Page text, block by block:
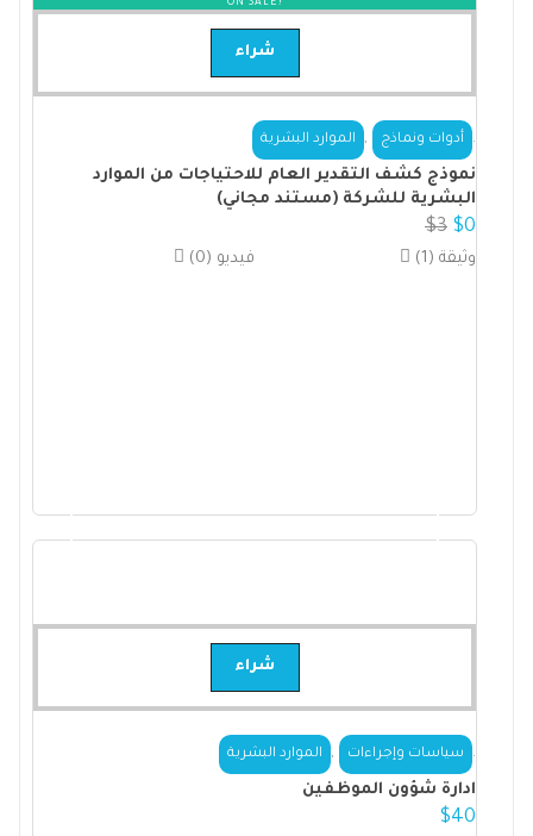
ON SALE!
شراء
الموارد البشرية أدوات ونماذج
نموذج كشف التقدير العام للاحتياجات من الموارد
البشرية للشركة (مستند مجاني)
$3 $0
(0) فيديو (1) وثيقة
شراء
الموارد البشرية سياسات وإجراءات
ادارة شؤون الموظفين
$40